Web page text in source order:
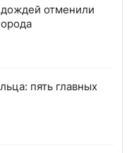
дождей отменили
пять главных